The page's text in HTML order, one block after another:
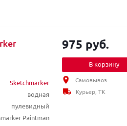
Sketchmarker
водная
пулевидный
Paintman
975 руб.
В корзину
Самовывоз
Курьер, ТК